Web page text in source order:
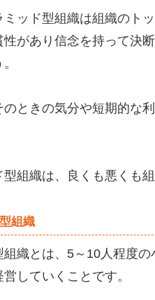
ミッド型組織は組織のト
性があり信念を持って決
のときの気分や短期的な
型組織は、良くも悪くも
組織
組織とは、5～10人程度
していくことです。